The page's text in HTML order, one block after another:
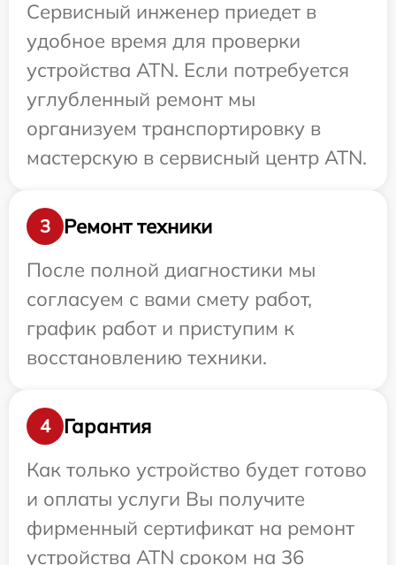
Сервисный инженер приедет в
удобное время для проверки
устройства ATN. Если потребуется
углубленный ремонт мы
организуем транспортировку в
мастерскую в сервисный центр ATN.
3
Ремонт техники
После полной диагностики мы
согласуем с вами смету работ,
график работ и приступим к
восстановлению техники.
4
Гарантия
Как только устройство будет готово
и оплаты услуги Вы получите
фирменный сертификат на ремонт
устройства ATN сроком на 36